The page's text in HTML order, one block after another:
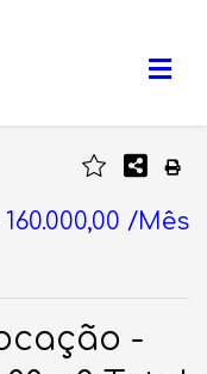
160.000,00 /Mês
-